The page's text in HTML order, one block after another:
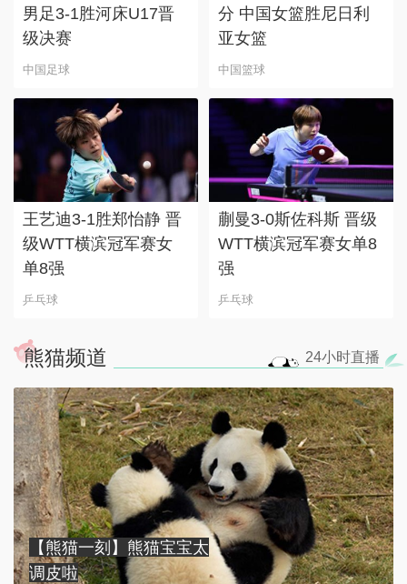
男足3-1胜河床U17晋
级决赛
中国足球
分 中国女篮胜尼日利
亚女篮
中国篮球
王艺迪3-1胜郑怡静 晋
级WTT横滨冠军赛女
单8强
乒乓球
蒯曼3-0斯佐科斯 晋级
WTT横滨冠军赛女单8
强
乒乓球
熊猫频道 24小时直播
【熊猫一刻】熊猫宝宝太
调皮啦